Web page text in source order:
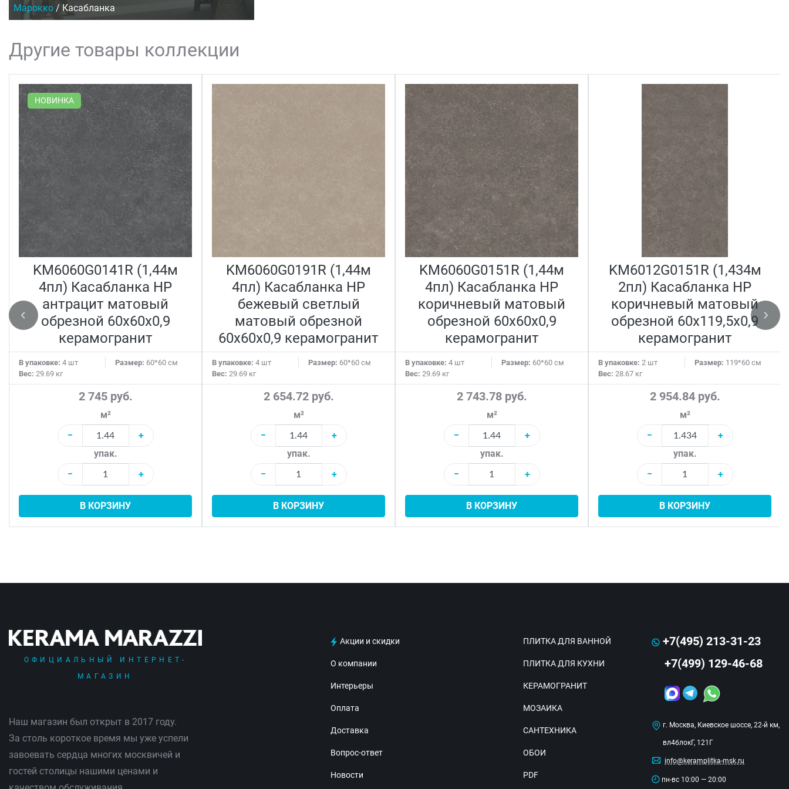
Марокко / Касабланка
Другие товары коллекции
НОВИНКА
KM6060G0141R (1,44м
4пл) Касабланка HP
антрацит матовый
обрезной 60x60x0,9
керамогранит
В упаковке: 4 шт Размер: 60*60 см
Вес: 29.69 кг
2 745 руб.
м²
−
+
упак.
−
+
В КОРЗИНУ
KM6060G0191R (1,44м
4пл) Касабланка HP
бежевый светлый
матовый обрезной
60x60x0,9 керамогранит
В упаковке: 4 шт Размер: 60*60 см
Вес: 29.69 кг
2 654.72 руб.
м²
−
+
упак.
−
+
В КОРЗИНУ
KM6060G0151R (1,44м
4пл) Касабланка HP
коричневый матовый
обрезной 60x60x0,9
керамогранит
В упаковке: 4 шт Размер: 60*60 см
Вес: 29.69 кг
2 743.78 руб.
м²
−
+
упак.
−
+
В КОРЗИНУ
KM6012G0151R (1,434м
2пл) Касабланка HP
коричневый матовый
обрезной 60x119,5x0,9
керамогранит
В упаковке: 2 шт Размер: 119*60 см
Вес: 28.67 кг
2 954.84 руб.
м²
−
+
упак.
−
+
В КОРЗИНУ
ОФИЦИАЛЬНЫЙ ИНТЕРНЕТ-
МАГАЗИН
Наш магазин был открыт в 2017 году.
За столь короткое время мы уже успели
завоевать сердца многих москвичей и
гостей столицы нашими ценами и
Акции и скидки
О компании
Интерьеры
Оплата
Доставка
Вопрос-ответ
Новости
ПЛИТКА ДЛЯ ВАННОЙ
ПЛИТКА ДЛЯ КУХНИ
КЕРАМОГРАНИТ
МОЗАИКА
САНТЕХНИКА
ОБОИ
PDF
+7(495) 213-31-23
+7(499) 129-46-68
г. Москва, Киевское шоссе, 22-й км,
вл4блокГ, 121Г
info@keramplitka-msk.ru
пн-вс 10:00 — 20:00